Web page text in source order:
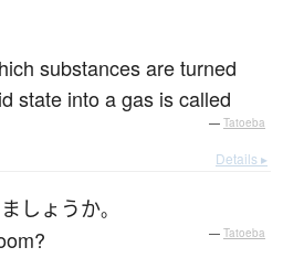
substances are turned
state into a gas is called
— Tatoeba
Details ▸
ましょうか。
— Tatoeba